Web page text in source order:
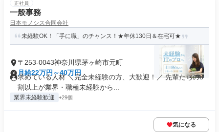
正社員
一般事務
日本モノシス合同会社
未経験OK！「手に職」のチャンス！★年休130日＆在宅可★
〒253-0043神奈川県茅ヶ崎市元町
月給22万円～40万円
求めている人材 ＼完全未経験の方、大歓迎！／ 先輩たちの8
割以上が業界・職種未経験から...
業界未経験歓迎 +29個
気になる